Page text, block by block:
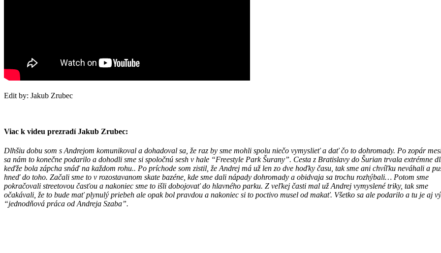
Edit by: Jakub Zrubec
Viac k videu prezradí Jakub Zrubec:
Dlhšiu dobu som s Andrejom komunikoval a dohadoval sa, že raz by sme mohli spolu niečo vymyslieť a dať čo to dohromady. Po zopár
sa nám to konečne podarilo a dohodli sme si spoločnú sesh v hale “Freestyle Park Šurany”. Cesta z Bratislavy do Šurian trvala extrémne
keďže bola zápcha snáď na každom rohu.. Po príchode som zistil, že Andrej má už len zo dve hoďky času, tak sme ani chvíľku neváhali a
hneď do toho. Začali sme to v rozostavanom skate bazéne, kde sme dali nápady dohromady a obidvaja sa trochu rozhýbali… Potom sme
pokračovali streetovou časťou a nakoniec sme to išli dobojovať do hlavného parku. Z veľkej časti mal už Andrej vymyslené triky, tak sme
očakávali, že to bude mať plynulý priebeh ale opak bol pravdou a nakoniec si to poctivo musel od makať. Všetko sa ale podarilo a tu je aj
“jednodňová práca od Andreja Szaba”.